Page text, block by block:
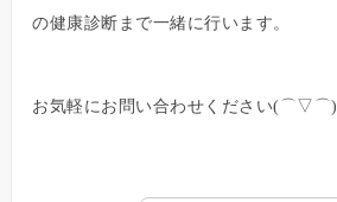
の健康診断まで一緒に行います。
お気軽にお問い合わせください(⌒▽⌒)